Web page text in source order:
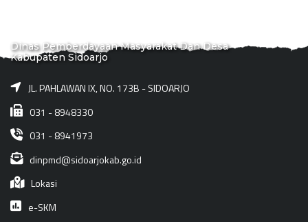
Dinas Pemberdayaan Masyarakat Dan Desa
Kabupaten Sidoarjo
JL. PAHLAWAN IX, NO. 173B - SIDOARJO
031 - 8948330
031 - 8941973
dinpmd@sidoarjokab.go.id
Lokasi
e-SKM